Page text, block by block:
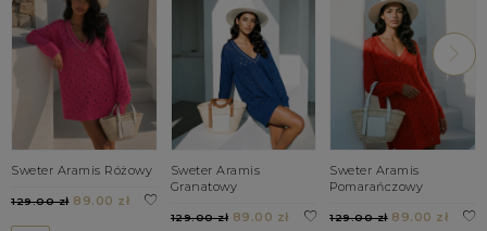
Sweter Aramis Różowy
129.00 zł89.00 zł
Sweter Aramis
Granatowy
129.00 zł 89.00 zł
Sweter Aramis
Pomarańczowy
129.00 zł89.00 zł